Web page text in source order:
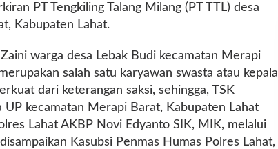
PT Tengkiling Talang Milang (PT TTL) desa
Kabupaten Lahat.
warga desa Lebak Budi kecamatan Merapi
salah satu karyawan swasta atau kepala
dari keterangan saksi, sehingga, TSK
UP kecamatan Merapi Barat, Kabupaten Lahat
Lahat AKBP Novi Edyanto SIK, MIK, melalui
Kasubsi Penmas Humas Polres Lahat,